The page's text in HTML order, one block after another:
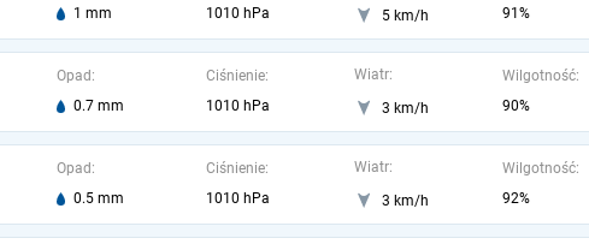
1 mm
1010 hPa
5 km/h
91%
Opad:
0.7 mm
Ciśnienie:
1010 hPa
Wiatr:
3 km/h
Wilgotność:
90%
Opad:
0.5 mm
Ciśnienie:
1010 hPa
Wiatr:
3 km/h
Wilgotność:
92%